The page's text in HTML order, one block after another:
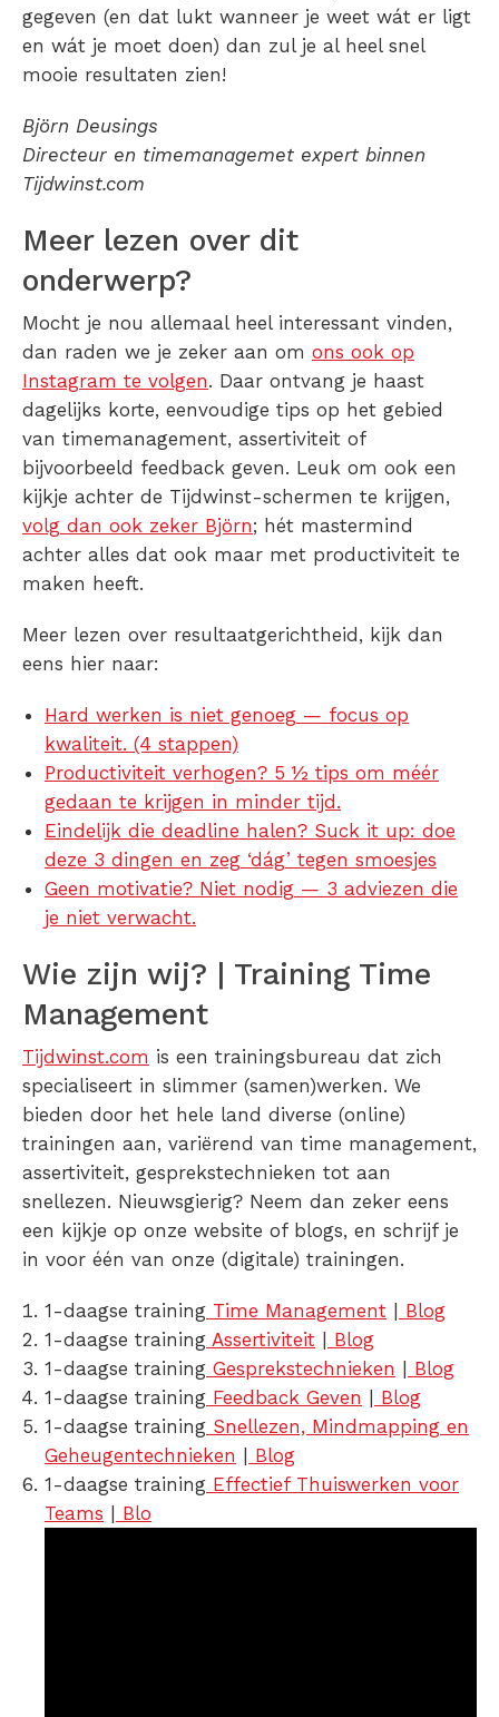
gegeven (en dat lukt wanneer je weet wát er ligt
en wát je moet doen) dan zul je al heel snel
mooie resultaten zien!
Björn Deusings
Directeur en timemanagemet expert binnen
Tijdwinst.com
Meer lezen over dit
onderwerp?
Mocht je nou allemaal heel interessant vinden,
dan raden we je zeker aan om ons ook op
Instagram te volgen. Daar ontvang je haast
dagelijks korte, eenvoudige tips op het gebied
van timemanagement, assertiviteit of
bijvoorbeeld feedback geven. Leuk om ook een
kijkje achter de Tijdwinst-schermen te krijgen,
volg dan ook zeker Björn; hét mastermind
achter alles dat ook maar met productiviteit te
maken heeft.
Meer lezen over resultaatgerichtheid, kijk dan
eens hier naar:
Hard werken is niet genoeg — focus op
kwaliteit. (4 stappen)
Productiviteit verhogen? 5 ½ tips om méér
gedaan te krijgen in minder tijd.
Eindelijk die deadline halen? Suck it up: doe
deze 3 dingen en zeg ‘dág’ tegen smoesjes
Geen motivatie? Niet nodig — 3 adviezen die
je niet verwacht.
Wie zijn wij? | Training Time
Management
Tijdwinst.com is een trainingsbureau dat zich
specialiseert in slimmer (samen)werken. We
bieden door het hele land diverse (online)
trainingen aan, variërend van time management,
assertiviteit, gesprekstechnieken tot aan
snellezen. Nieuwsgierig? Neem dan zeker eens
een kijkje op onze website of blogs, en schrijf je
in voor één van onze (digitale) trainingen.
1-daagse training Time Management | Blog
1-daagse training Assertiviteit | Blog
1-daagse training Gesprekstechnieken | Blog
1-daagse training Feedback Geven | Blog
1-daagse training Snellezen, Mindmapping en
Geheugentechnieken | Blog
1-daagse training Effectief Thuiswerken voor
Teams | Blo